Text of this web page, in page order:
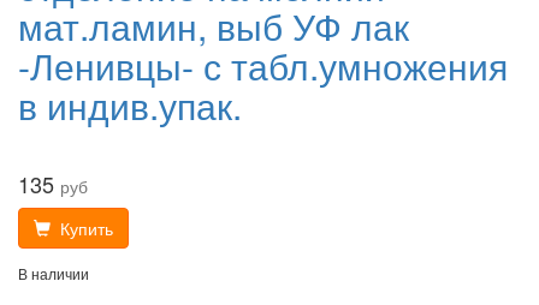
мат.ламин, выб УФ лак
-Ленивцы- с табл.умножения
в индив.упак.
135 руб
Купить
В наличии